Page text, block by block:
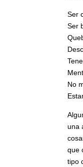
Ser
Ser
No
una
que
tipo